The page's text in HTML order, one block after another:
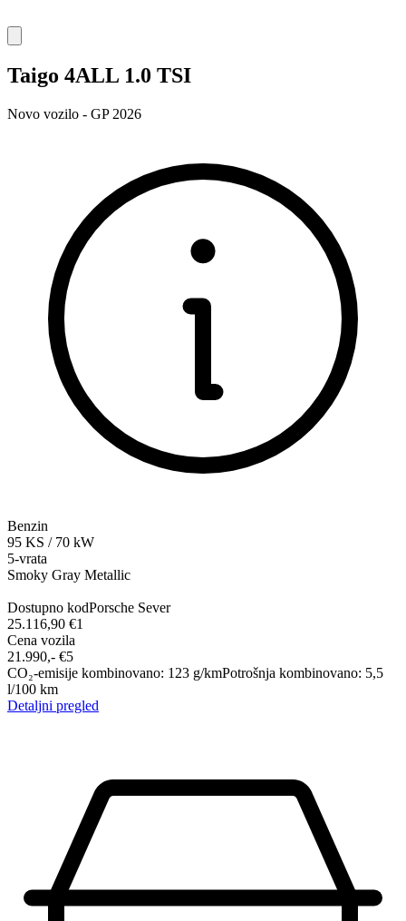
Taigo 4ALL 1.0 TSI
Novo vozilo - GP 2026
Benzin
95 KS / 70 kW
5-vrata
Smoky Gray Metallic
Dostupno kodPorsche Sever
25.116,90 €1
Cena vozila
21.990,-‍ €5
CO₂-emisije kombinovano: 123 g/kmPotrošnja kombinovano: 5,5
l/100 km
Detaljni pregled